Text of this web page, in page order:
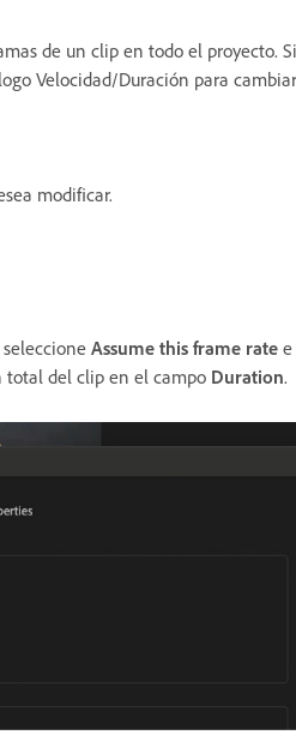
de un clip en todo el proyecto.
Velocidad/Duración para
modificar.
seleccione Assume this frame rate
total del clip en el campo Duration.